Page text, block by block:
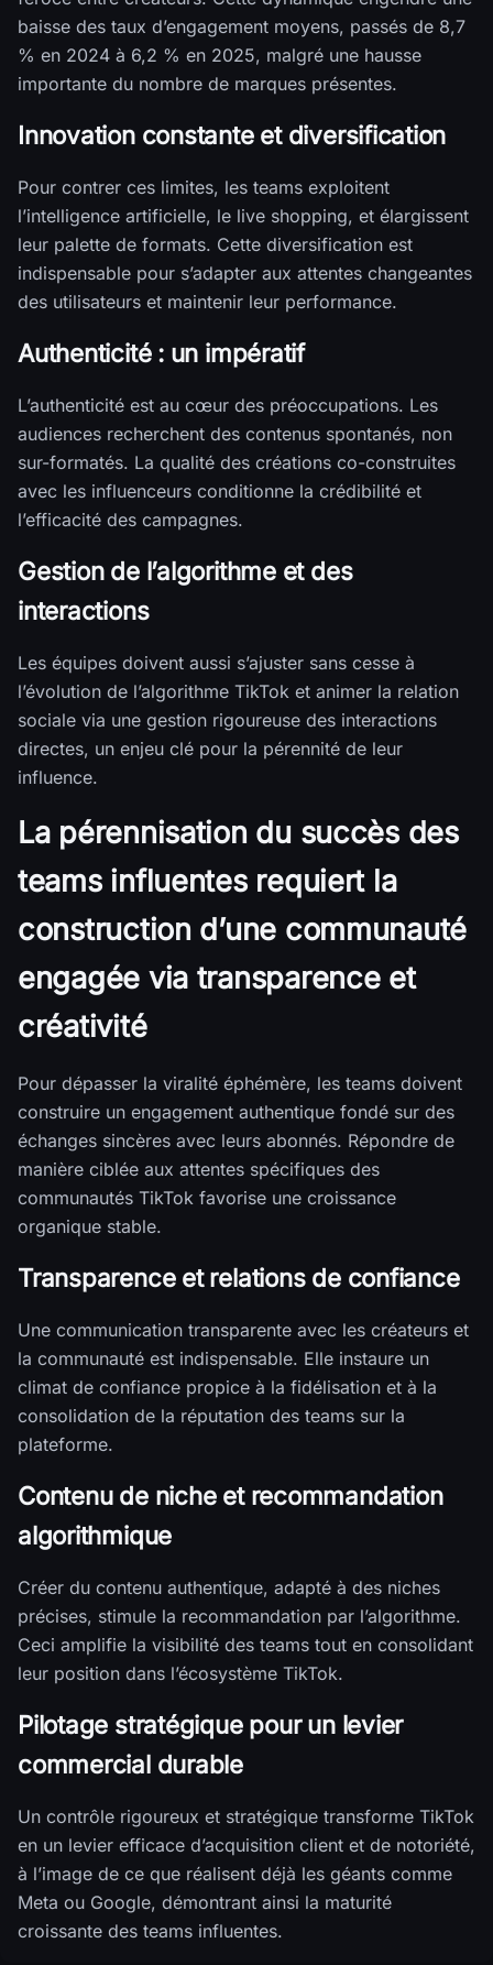
baisse des taux d’engagement moyens, passés de 8,7
% en 2024 à 6,2 % en 2025, malgré une hausse
importante du nombre de marques présentes.
Innovation constante et diversification
Pour contrer ces limites, les teams exploitent
l’intelligence artificielle, le live shopping, et élargissent
leur palette de formats. Cette diversification est
indispensable pour s’adapter aux attentes changeantes
des utilisateurs et maintenir leur performance.
Authenticité : un impératif
L’authenticité est au cœur des préoccupations. Les
audiences recherchent des contenus spontanés, non
sur-formatés. La qualité des créations co-construites
avec les influenceurs conditionne la crédibilité et
l’efficacité des campagnes.
Gestion de l’algorithme et des
interactions
Les équipes doivent aussi s’ajuster sans cesse à
l’évolution de l’algorithme TikTok et animer la relation
sociale via une gestion rigoureuse des interactions
directes, un enjeu clé pour la pérennité de leur
influence.
La pérennisation du succès des
teams influentes requiert la
construction d’une communauté
engagée via transparence et
créativité
Pour dépasser la viralité éphémère, les teams doivent
construire un engagement authentique fondé sur des
échanges sincères avec leurs abonnés. Répondre de
manière ciblée aux attentes spécifiques des
communautés TikTok favorise une croissance
organique stable.
Transparence et relations de confiance
Une communication transparente avec les créateurs et
la communauté est indispensable. Elle instaure un
climat de confiance propice à la fidélisation et à la
consolidation de la réputation des teams sur la
plateforme.
Contenu de niche et recommandation
algorithmique
Créer du contenu authentique, adapté à des niches
précises, stimule la recommandation par l’algorithme.
Ceci amplifie la visibilité des teams tout en consolidant
leur position dans l’écosystème TikTok.
Pilotage stratégique pour un levier
commercial durable
Un contrôle rigoureux et stratégique transforme TikTok
en un levier efficace d’acquisition client et de notoriété,
à l’image de ce que réalisent déjà les géants comme
Meta ou Google, démontrant ainsi la maturité
croissante des teams influentes.